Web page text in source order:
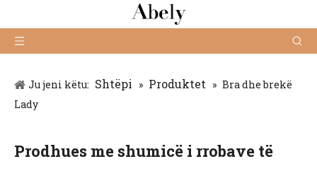
Ju jeni këtu: Shtëpi » Produktet » Bra dhe brekë
Lady
Prodhues me shumicë i rrobave të